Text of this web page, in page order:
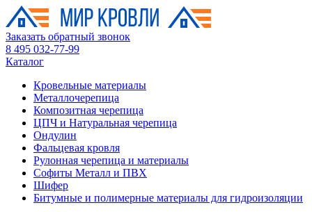
Заказать обратный звонок
8 495 032-77-99
Каталог
Кровельные материалы
Металлочерепица
Композитная черепица
ЦПЧ и Натуральная черепица
Ондулин
Фальцевая кровля
Рулонная черепица и материалы
Софиты Металл и ПВХ
Шифер
Битумные и полимерные материалы для гидроизоляции